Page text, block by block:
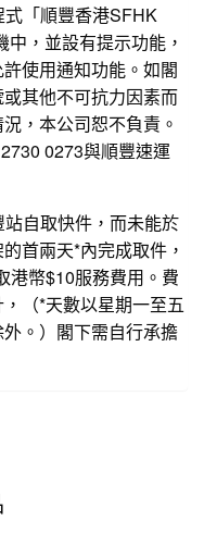
「順豐香港SFHK
，並設有提示功能，
使用通知功能。如閣
其他不可抗力因素而
，本公司恕不負責。
0273與順豐速運
自取快件，而未能於
首兩天*內完成取件，
港幣$10服務費用。費
（*天數以星期一至五
。）閣下需自行承擔